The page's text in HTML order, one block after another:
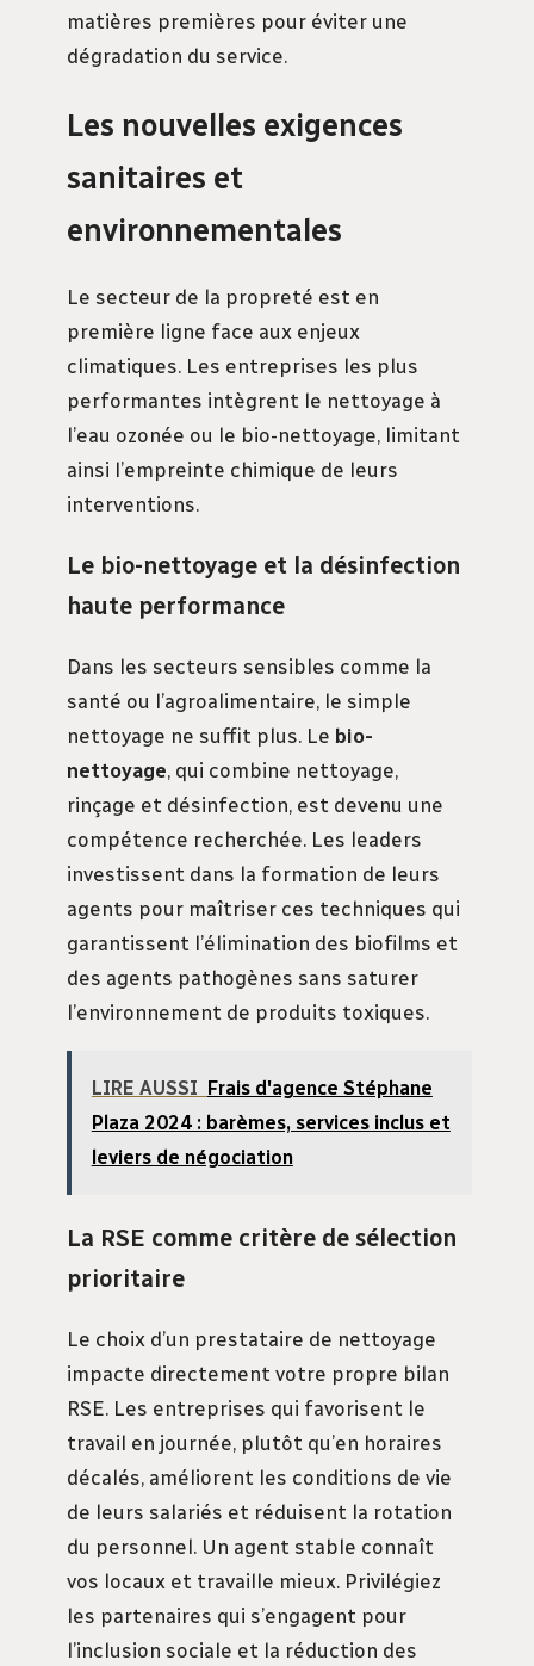
matières premières pour éviter une
dégradation du service.
Les nouvelles exigences
sanitaires et
environnementales
Le secteur de la propreté est en
première ligne face aux enjeux
climatiques. Les entreprises les plus
performantes intègrent le nettoyage à
l’eau ozonée ou le bio-nettoyage, limitant
ainsi l’empreinte chimique de leurs
interventions.
Le bio-nettoyage et la désinfection
haute performance
Dans les secteurs sensibles comme la
santé ou l’agroalimentaire, le simple
nettoyage ne suffit plus. Le bio-
nettoyage, qui combine nettoyage,
rinçage et désinfection, est devenu une
compétence recherchée. Les leaders
investissent dans la formation de leurs
agents pour maîtriser ces techniques qui
garantissent l’élimination des biofilms et
des agents pathogènes sans saturer
l’environnement de produits toxiques.
LIRE AUSSI Frais d'agence Stéphane
Plaza 2024 : barèmes, services inclus et
leviers de négociation
La RSE comme critère de sélection
prioritaire
Le choix d’un prestataire de nettoyage
impacte directement votre propre bilan
RSE. Les entreprises qui favorisent le
travail en journée, plutôt qu’en horaires
décalés, améliorent les conditions de vie
de leurs salariés et réduisent la rotation
du personnel. Un agent stable connaît
vos locaux et travaille mieux. Privilégiez
les partenaires qui s’engagent pour
l’inclusion sociale et la réduction des